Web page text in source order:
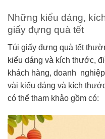
Những kiểu dáng,
giấy đựng quà tết
Túi giấy đựng quà tết
kiểu dáng và kích thước,
khách hàng, doanh
vài kiểu dáng và kích
có thể tham khảo gồm có: